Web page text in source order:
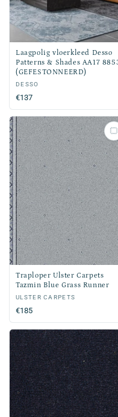
Laagpolig vloerkleed Desso
Patterns & Shades AA17
(GEFESTONNEERD)
Verkoper:
DESSO
Normale
prijs
€137
Traploper Ulster Carpets
Tazmin Blue Grass Runner
Verkoper:
ULSTER CARPETS
Normale
prijs
€185